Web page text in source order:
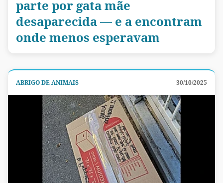
parte por gata mãe
desaparecida — e a encontram
onde menos esperavam
ABRIGO DE ANIMAIS 30/10/2025